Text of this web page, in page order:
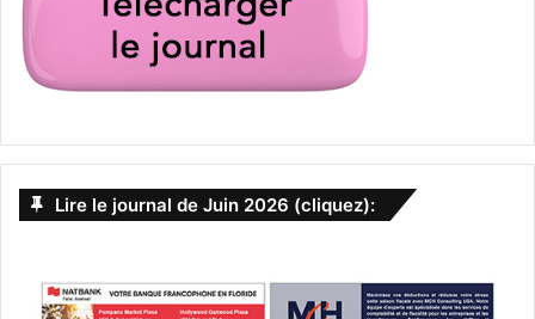
Lire le journal de Juin 2026 (cliquez):